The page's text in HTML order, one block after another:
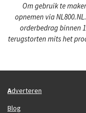
Om gebruik te
opnemen via
orderbedrag binnen
terugstorten mits het
Adverteren
Blog